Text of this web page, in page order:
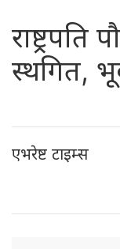
राष्ट्रपति
स्थगित,
एभरेष्ट टाइम्स